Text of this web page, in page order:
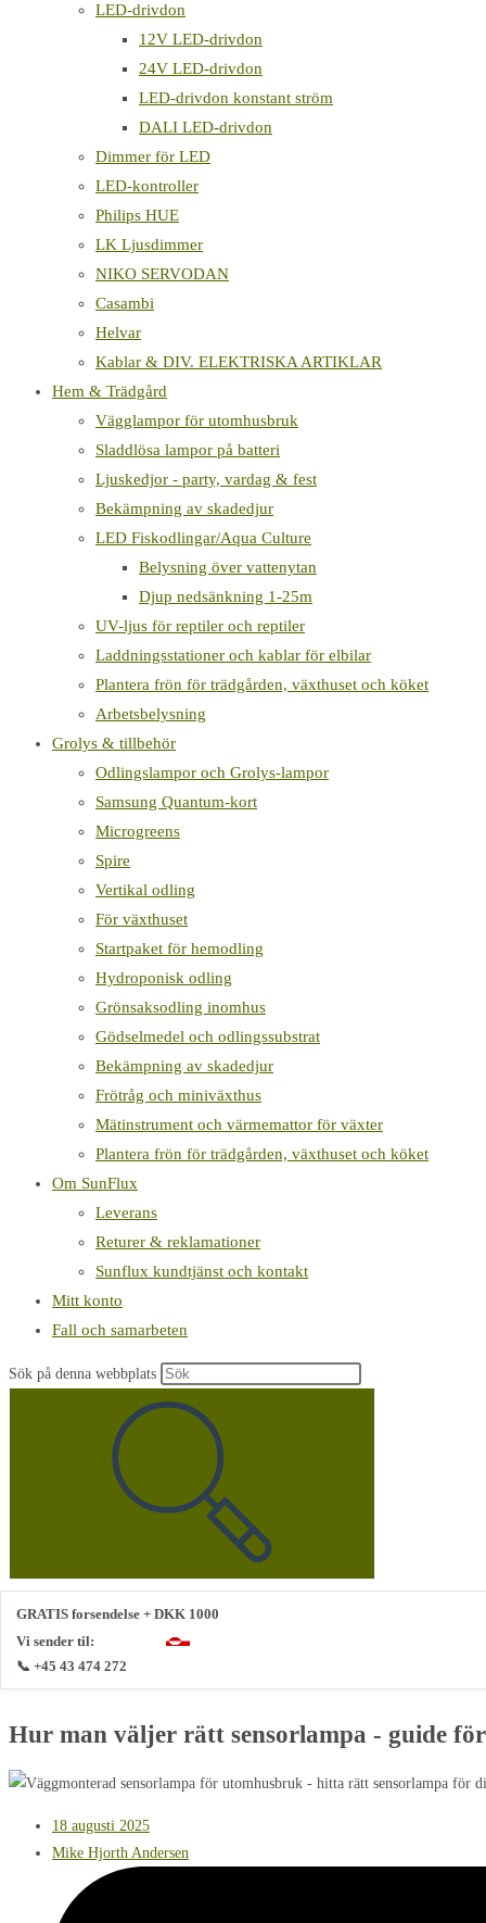
LED-drivdon
12V LED-drivdon
24V LED-drivdon
LED-drivdon konstant ström
DALI LED-drivdon
Dimmer för LED
LED-kontroller
Philips HUE
LK Ljusdimmer
NIKO SERVODAN
Casambi
Helvar
Kablar & DIV. ELEKTRISKA ARTIKLAR
Hem & Trädgård
Vägglampor för utomhusbruk
Sladdlösa lampor på batteri
Ljuskedjor - party, vardag & fest
Bekämpning av skadedjur
LED Fiskodlingar/Aqua Culture
Belysning över vattenytan
Djup nedsänkning 1-25m
UV-ljus för reptiler och reptiler
Laddningsstationer och kablar för elbilar
Plantera frön för trädgården, växthuset och köket
Arbetsbelysning
Grolys & tillbehör
Odlingslampor och Grolys-lampor
Samsung Quantum-kort
Microgreens
Spire
Vertikal odling
För växthuset
Startpaket för hemodling
Hydroponisk odling
Grönsaksodling inomhus
Gödselmedel och odlingssubstrat
Bekämpning av skadedjur
Frötråg och miniväxthus
Mätinstrument och värmemattor för växter
Plantera frön för trädgården, växthuset och köket
Om SunFlux
Leverans
Returer & reklamationer
Sunflux kundtjänst och kontakt
Mitt konto
Fall och samarbeten
Sök på denna webbplats
GRATIS forsendelse + DKK 1000
Vi sender til:
📞 +45 43 474 272
Hur man väljer rätt sensorlampa - guide
18 augusti 2025
Mike Hjorth Andersen